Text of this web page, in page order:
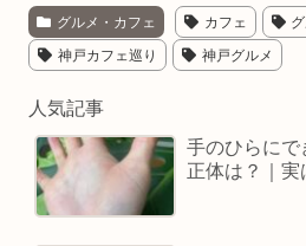
グルメ・カフェ カフェ
神戸カフェ巡り 神戸グルメ
人気記事
手のひらに
正体は？｜実